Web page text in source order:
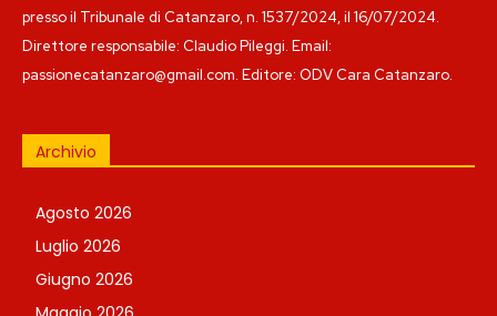
presso il Tribunale di Catanzaro, n. 1537/2024, il 16/07/2024.
Direttore responsabile: Claudio Pileggi. Email:
passionecatanzaro@gmail.com. Editore: ODV Cara Catanzaro.
Archivio
Agosto 2026
Luglio 2026
Giugno 2026